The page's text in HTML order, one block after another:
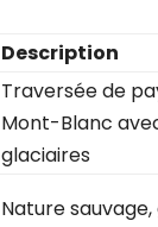
Description
Traversée de
Mont-Blanc
glaciaires
Nature